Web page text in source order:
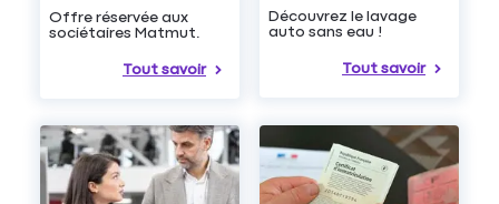
Offre réservée aux
sociétaires Matmut.
Tout savoir
Découvrez le lavage
auto sans eau !
Tout savoir